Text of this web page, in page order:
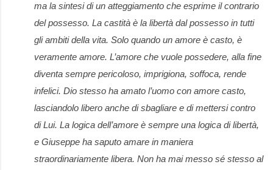
ma la sintesi di un atteggiamento che esprime il contrario
del possesso. La castità è la libertà dal possesso in tutti
gli ambiti della vita. Solo quando un amore è casto, è
veramente amore. L’amore che vuole possedere, alla fine
diventa sempre pericoloso, imprigiona, soffoca, rende
infelici. Dio stesso ha amato l’uomo con amore casto,
lasciandolo libero anche di sbagliare e di mettersi contro
di Lui. La logica dell’amore è sempre una logica di libertà,
e Giuseppe ha saputo amare in maniera
straordinariamente libera. Non ha mai messo sé stesso al